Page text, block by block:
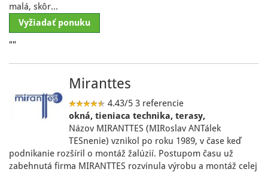
malá, skôr…
Vyžiadať ponuku
""
Miranttes
4.43/5 3 referencie
okná, tieniaca technika, terasy,
Názov MIRANTTES (MIRoslav ANTálek
TESnenie) vznikol po roku 1989, v čase keď
podnikanie rozšíril o montáž žalúzií. Postupom času už
zabehnutá firma MIRANTTES rozvinula výrobu a montáž celej